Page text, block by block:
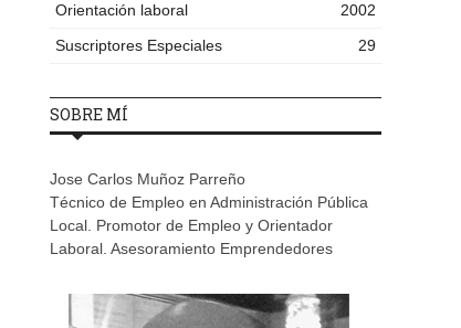
Orientación laboral
2002
Suscriptores Especiales
29
SOBRE MÍ
Jose Carlos Muñoz Parreño
Técnico de Empleo en Administración Pública
Local. Promotor de Empleo y Orientador
Laboral. Asesoramiento Emprendedores